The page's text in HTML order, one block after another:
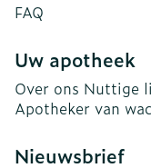
FAQ
Uw apotheek
Over ons Nuttige
Apotheker van
Nieuwsbrief